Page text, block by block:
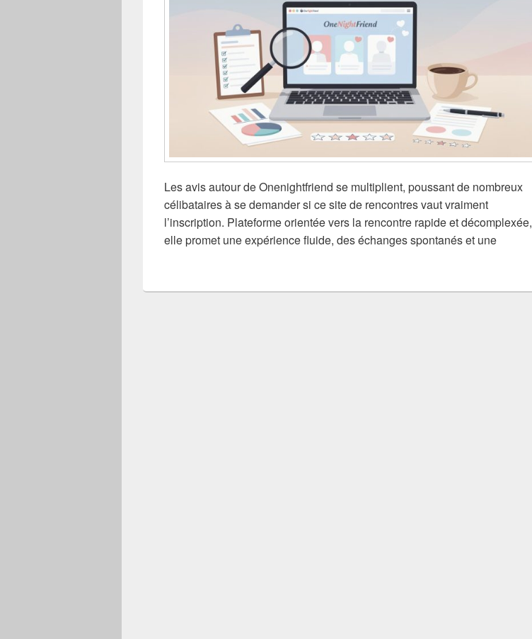
Les avis autour de Onenightfriend se multiplient, poussant de nombreux
célibataires à se demander si ce site de rencontres vaut vraiment
l’inscription. Plateforme orientée vers la rencontre rapide et décomplexée,
elle promet une expérience fluide, des échanges spontanés et une